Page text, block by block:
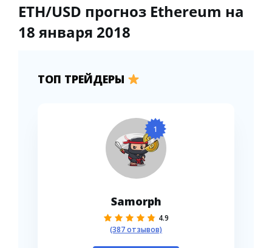
ETH/USD прогноз Ethereum на
18 января 2018
ТОП ТРЕЙДЕРЫ
1
Samorph
4.9
(387 отзывов)